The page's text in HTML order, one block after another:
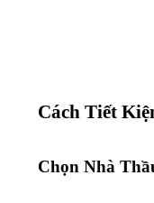
Cách Tiết
Chọn Nhà